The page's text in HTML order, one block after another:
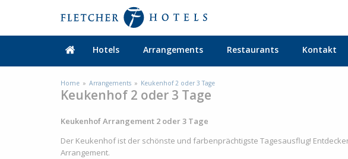
Hotels Arrangements Restaurants Kontakt
Home Arrangements Keukenhof 2 oder 3 Tage
Keukenhof 2 oder 3 Tage
Keukenhof Arrangement 2 oder 3 Tage
Der Keukenhof ist der schönste und farbenprächtigste Tagesausflug!
Arrangement.